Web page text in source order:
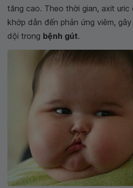
tăng cao. Theo thời gian, axit
khớp dẫn đến phản ứng viêm,
dội trong bệnh gút.